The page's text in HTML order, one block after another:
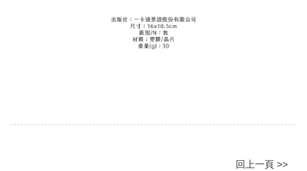
回上一頁 >>